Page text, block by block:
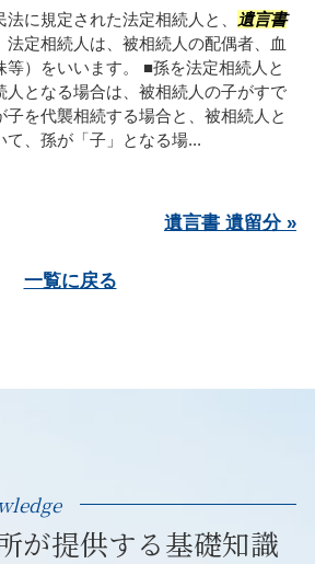
に規定された法定相続人と、
遺言書
法定相続人は、被相続人の配偶者、血
）をいいます。 ■孫を法定相続人と
人となる場合は、被相続人の子がすで
子を代襲相続する場合と、被相続人と
て、孫が「子」となる場...
遺言書 遺留分 »
一覧に戻る
が提供する基礎知識